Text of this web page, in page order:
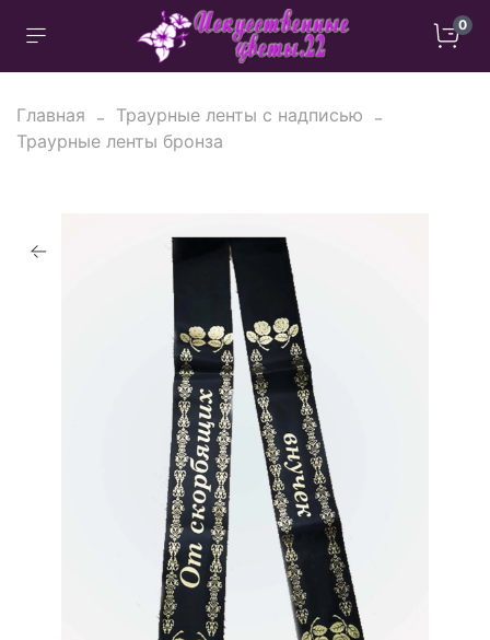
0
Главная
Траурные ленты с надписью
Траурные ленты бронза